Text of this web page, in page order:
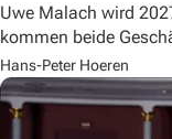
Uwe Malach wird
kommen beide
Hans-Peter Hoeren